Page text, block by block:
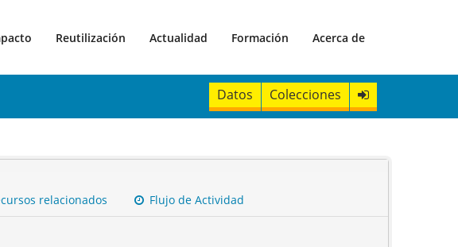
Reutilización Actualidad Formación Acerca de
Datos Colecciones
relacionados Flujo de Actividad